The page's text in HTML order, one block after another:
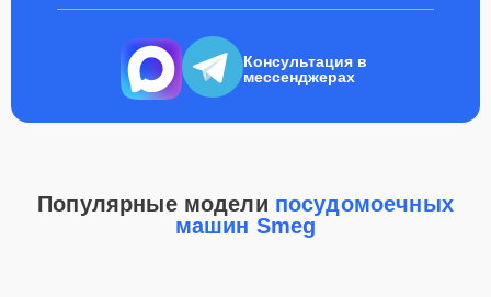
Консультация в
мессенджерах
Популярные модели посудомоечных
машин Smeg